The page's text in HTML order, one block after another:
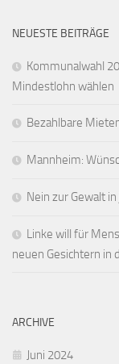
NEUESTE BEITRÄGE
Kommunalwahl
Mindestlohn wählen
Bezahlbare
Mannheim:
Nein zur Gewalt
Linke will für
neuen Gesichtern in
ARCHIVE
Juni 2024